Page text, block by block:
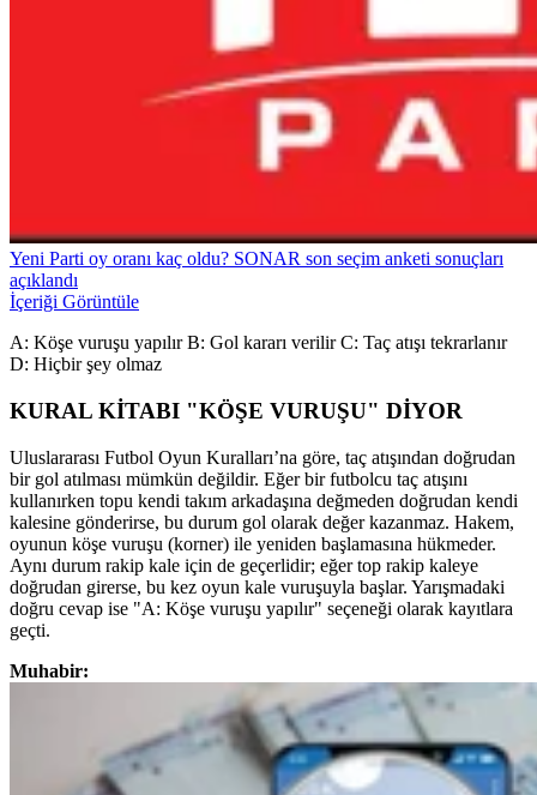
Yeni Parti oy oranı kaç oldu? SONAR son seçim anketi sonuçları
açıklandı
İçeriği Görüntüle
A: Köşe vuruşu yapılır B: Gol kararı verilir C: Taç atışı tekrarlanır
D: Hiçbir şey olmaz
KURAL KİTABI "KÖŞE VURUŞU" DİYOR
Uluslararası Futbol Oyun Kuralları’na göre, taç atışından doğrudan
bir gol atılması mümkün değildir. Eğer bir futbolcu taç atışını
kullanırken topu kendi takım arkadaşına değmeden doğrudan kendi
kalesine gönderirse, bu durum gol olarak değer kazanmaz. Hakem,
oyunun köşe vuruşu (korner) ile yeniden başlamasına hükmeder.
Aynı durum rakip kale için de geçerlidir; eğer top rakip kaleye
doğrudan girerse, bu kez oyun kale vuruşuyla başlar. Yarışmadaki
doğru cevap ise "A: Köşe vuruşu yapılır" seçeneği olarak kayıtlara
geçti.
Muhabir: